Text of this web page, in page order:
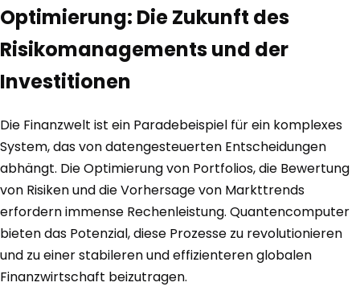
Optimierung: Die Zukunft des
Risikomanagements und der
Investitionen
Die Finanzwelt ist ein Paradebeispiel für ein komplexes
System, das von datengesteuerten Entscheidungen
abhängt. Die Optimierung von Portfolios, die Bewertung
von Risiken und die Vorhersage von Markttrends
erfordern immense Rechenleistung. Quantencomputer
bieten das Potenzial, diese Prozesse zu revolutionieren
und zu einer stabileren und effizienteren globalen
Finanzwirtschaft beizutragen.